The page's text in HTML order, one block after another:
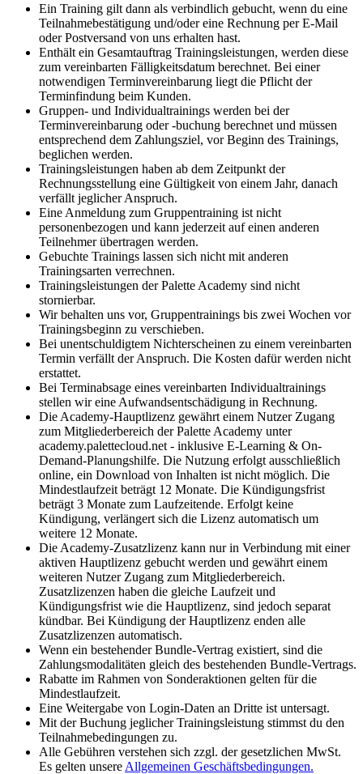
Ein Training gilt dann als verbindlich gebucht, wenn du eine
Teilnahmebestätigung und/oder eine Rechnung per E-Mail
oder Postversand von uns erhalten hast.
Enthält ein Gesamtauftrag Trainingsleistungen, werden diese
zum vereinbarten Fälligkeitsdatum berechnet. Bei einer
notwendigen Terminvereinbarung liegt die Pflicht der
Terminfindung beim Kunden.
Gruppen- und Individualtrainings werden bei der
Terminvereinbarung oder -buchung berechnet und müssen
entsprechend dem Zahlungsziel, vor Beginn des Trainings,
beglichen werden.
Trainingsleistungen haben ab dem Zeitpunkt der
Rechnungsstellung eine Gültigkeit von einem Jahr, danach
verfällt jeglicher Anspruch.
Eine Anmeldung zum Gruppentraining ist nicht
personenbezogen und kann jederzeit auf einen anderen
Teilnehmer übertragen werden.
Gebuchte Trainings lassen sich nicht mit anderen
Trainingsarten verrechnen.
Trainingsleistungen der Palette Academy sind nicht
stornierbar.
Wir behalten uns vor, Gruppentrainings bis zwei Wochen vor
Trainingsbeginn zu verschieben.
Bei unentschuldigtem Nichterscheinen zu einem vereinbarten
Termin verfällt der Anspruch. Die Kosten dafür werden nicht
erstattet.
Bei Terminabsage eines vereinbarten Individualtrainings
stellen wir eine Aufwandsentschädigung in Rechnung.
Die Academy-Hauptlizenz gewährt einem Nutzer Zugang
zum Mitgliederbereich der Palette Academy unter
academy.palettecloud.net - inklusive E-Learning & On-
Demand-Planungshilfe. Die Nutzung erfolgt ausschließlich
online, ein Download von Inhalten ist nicht möglich. Die
Mindestlaufzeit beträgt 12 Monate. Die Kündigungsfrist
beträgt 3 Monate zum Laufzeitende. Erfolgt keine
Kündigung, verlängert sich die Lizenz automatisch um
weitere 12 Monate.
Die Academy-Zusatzlizenz kann nur in Verbindung mit einer
aktiven Hauptlizenz gebucht werden und gewährt einem
weiteren Nutzer Zugang zum Mitgliederbereich.
Zusatzlizenzen haben die gleiche Laufzeit und
Kündigungsfrist wie die Hauptlizenz, sind jedoch separat
kündbar. Bei Kündigung der Hauptlizenz enden alle
Zusatzlizenzen automatisch.
Wenn ein bestehender Bundle-Vertrag existiert, sind die
Zahlungsmodalitäten gleich des bestehenden Bundle-Vertrags.
Rabatte im Rahmen von Sonderaktionen gelten für die
Mindestlaufzeit.
Eine Weitergabe von Login-Daten an Dritte ist untersagt.
Mit der Buchung jeglicher Trainingsleistung stimmst du den
Teilnahmebedingungen zu.
Alle Gebühren verstehen sich zzgl. der gesetzlichen MwSt.
Es gelten unsere Allgemeinen Geschäftsbedingungen.